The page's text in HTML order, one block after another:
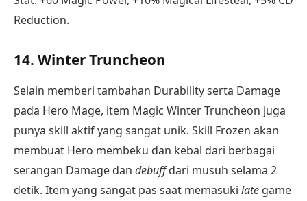
Reduction.
14. Winter Truncheon
Selain memberi tambahan Durability serta Damage
pada Hero Mage, item Magic Winter Truncheon juga
punya skill aktif yang sangat unik. Skill Frozen akan
membuat Hero membeku dan kebal dari berbagai
serangan Damage dan debuffdari musuh selama 2
detik. Item yang sangat pas saat memasuki late game